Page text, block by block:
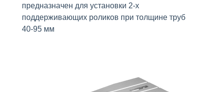
предназначен для установки 2-х
поддерживающих роликов при толщине труб
40-95 мм